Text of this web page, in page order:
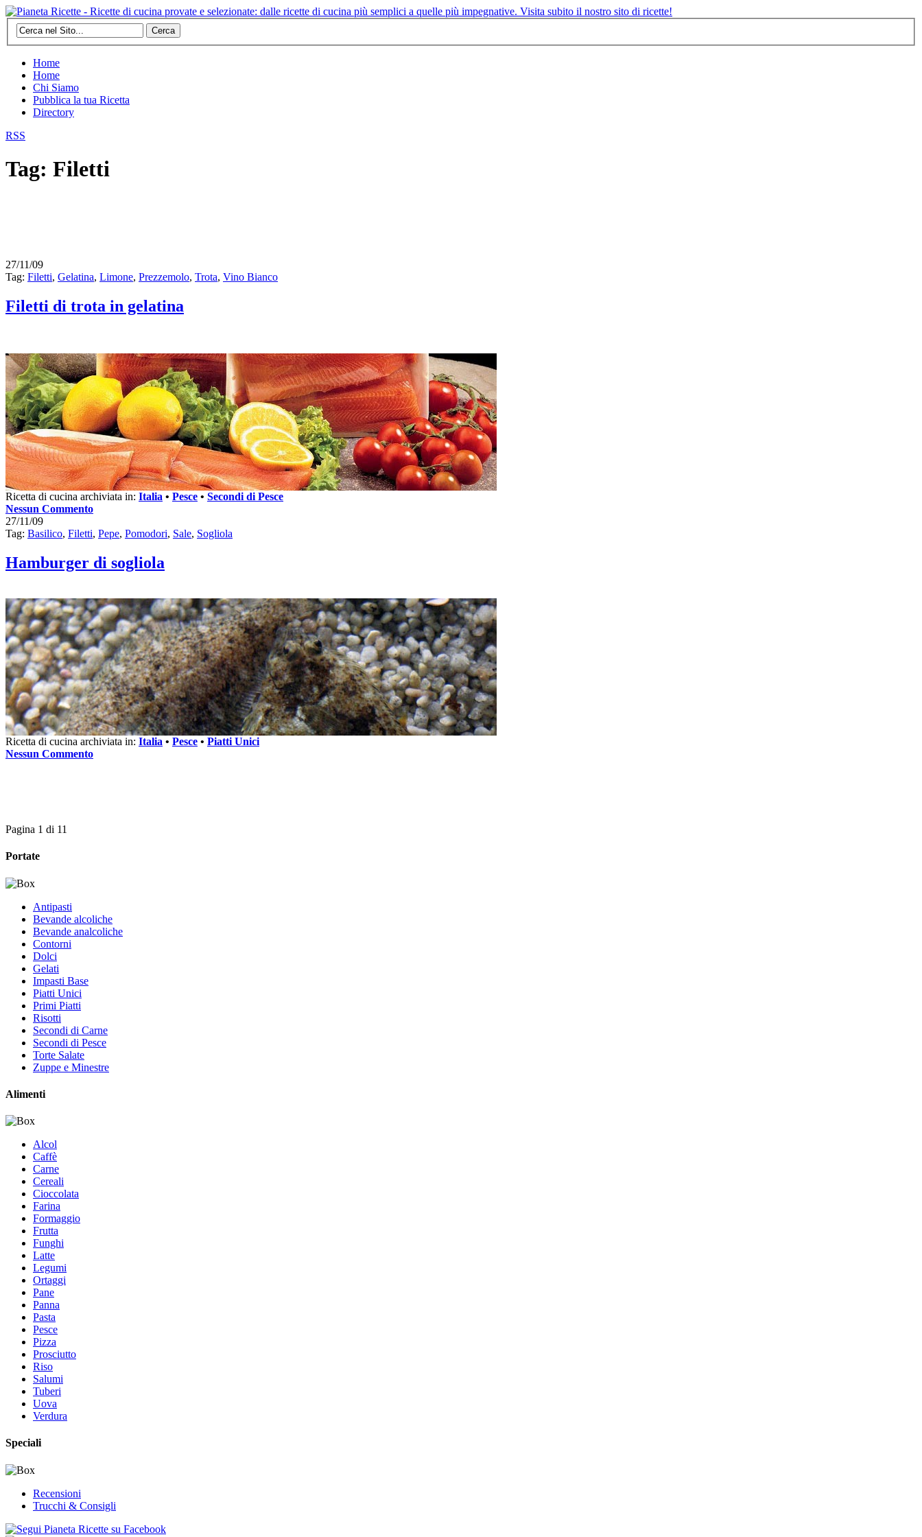
Cerca
Home
Home
Chi Siamo
Pubblica la tua Ricetta
Directory
RSS
Tag: Filetti
27/11/09
Tag: Filetti, Gelatina, Limone, Prezzemolo, Trota, Vino Bianco
Filetti di trota in gelatina
Ricetta di cucina archiviata in: Italia • Pesce • Secondi di Pesce
Nessun Commento
27/11/09
Tag: Basilico, Filetti, Pepe, Pomodori, Sale, Sogliola
Hamburger di sogliola
Ricetta di cucina archiviata in: Italia • Pesce • Piatti Unici
Nessun Commento
Pagina 1 di 11
Portate
Antipasti
Bevande alcoliche
Bevande analcoliche
Contorni
Dolci
Gelati
Impasti Base
Piatti Unici
Primi Piatti
Risotti
Secondi di Carne
Secondi di Pesce
Torte Salate
Zuppe e Minestre
Alimenti
Alcol
Caffè
Carne
Cereali
Cioccolata
Farina
Formaggio
Frutta
Funghi
Latte
Legumi
Ortaggi
Pane
Panna
Pasta
Pesce
Pizza
Prosciutto
Riso
Salumi
Tuberi
Uova
Verdura
Speciali
Recensioni
Trucchi & Consigli